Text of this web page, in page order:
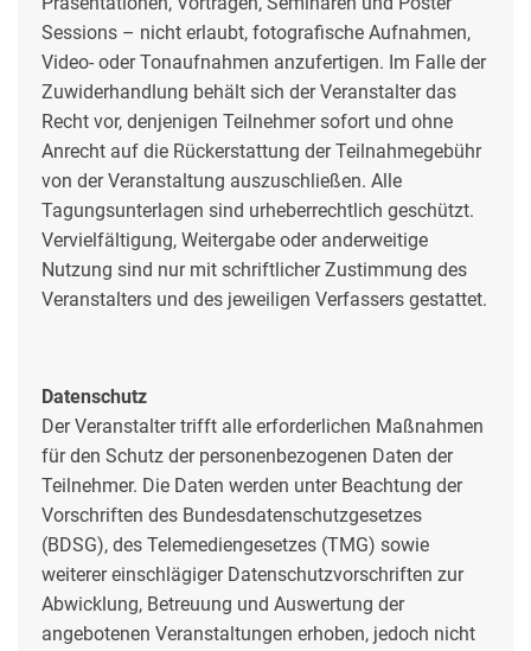
Sessions – nicht erlaubt, fotografische Aufnahmen,
Video- oder Tonaufnahmen anzufertigen. Im Falle der
Zuwiderhandlung behält sich der Veranstalter das
Recht vor, denjenigen Teilnehmer sofort und ohne
Anrecht auf die Rückerstattung der Teilnahmegebühr
von der Veranstaltung auszuschließen. Alle
Tagungsunterlagen sind urheberrechtlich geschützt.
Vervielfältigung, Weitergabe oder anderweitige
Nutzung sind nur mit schriftlicher Zustimmung des
Veranstalters und des jeweiligen Verfassers gestattet.
Datenschutz
Der Veranstalter trifft alle erforderlichen Maßnahmen
für den Schutz der personenbezogenen Daten der
Teilnehmer. Die Daten werden unter Beachtung der
Vorschriften des Bundesdatenschutzgesetzes
(BDSG), des Telemediengesetzes (TMG) sowie
weiterer einschlägiger Datenschutzvorschriften zur
Abwicklung, Betreuung und Auswertung der
angebotenen Veranstaltungen erhoben, jedoch nicht